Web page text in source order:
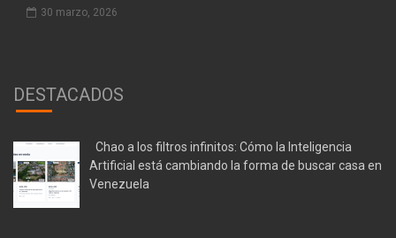
30 marzo, 2026
DESTACADOS
Chao a los filtros infinitos: Cómo la Inteligencia
Artificial está cambiando la forma de buscar casa en
Venezuela